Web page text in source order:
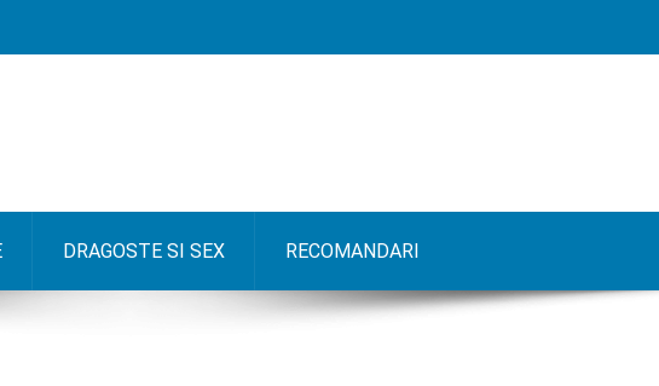
DRAGOSTE SI SEX RECOMANDARI